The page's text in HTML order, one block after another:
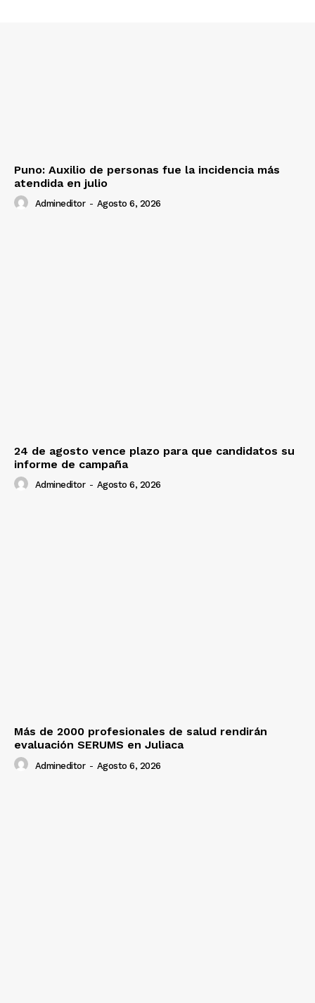
Puno: Auxilio de personas fue la incidencia más
atendida en julio
Admineditor - Agosto 6, 2026
24 de agosto vence plazo para que candidatos su
informe de campaña
Admineditor - Agosto 6, 2026
Más de 2000 profesionales de salud rendirán
evaluación SERUMS en Juliaca
Admineditor - Agosto 6, 2026